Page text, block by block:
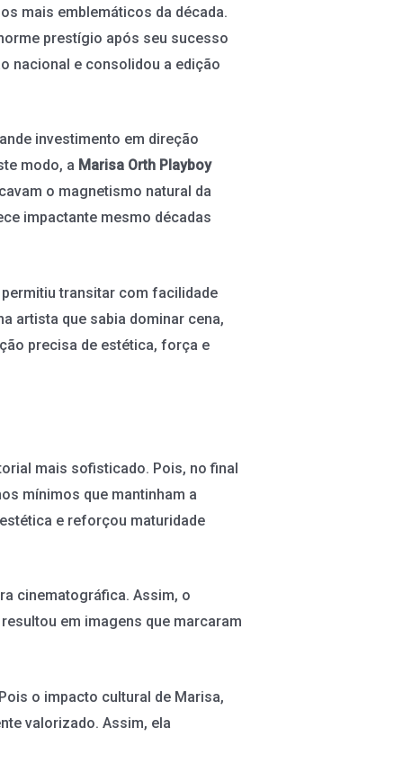
mais emblemáticos da década.
prestígio após seu sucesso
nacional e consolidou a edição
investimento em direção
modo, a Marisa Orth Playboy
o magnetismo natural da
impactante mesmo décadas
transitar com facilidade
artista que sabia dominar cena,
precisa de estética, força e
mais sofisticado. Pois, no final
mínimos que mantinham a
e reforçou maturidade
cinematográfica. Assim, o
em imagens que marcaram
o impacto cultural de Marisa,
valorizado. Assim, ela